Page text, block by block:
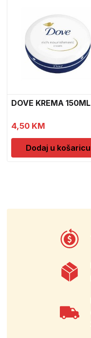
DOVE KREMA 150ML
4,50 KM
Dodaj u košaricu